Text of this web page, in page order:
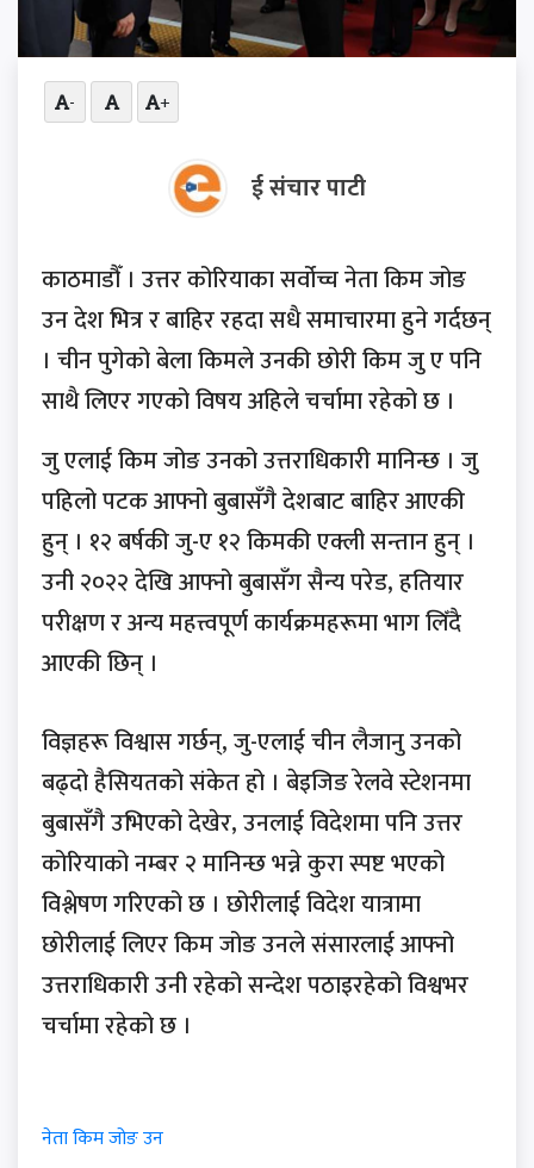
- +
ई संचार पाटी
काठमाडौँ । उत्तर कोरियाका सर्वोच्च नेता किम जोङ
उन देश भित्र र बाहिर रहदा सधै समाचारमा हुने गर्दछन्
। चीन पुगेको बेला किमले उनकी छोरी किम जु ए पनि
साथै लिएर गएको विषय अहिले चर्चामा रहेको छ ।
जु एलाई किम जोङ उनको उत्तराधिकारी मानिन्छ । जु
पहिलो पटक आफ्नो बुबासँगै देशबाट बाहिर आएकी
हुन् । १२ बर्षकी जु-ए १२ किमकी एक्ली सन्तान हुन् ।
उनी २०२२ देखि आफ्नो बुबासँग सैन्य परेड, हतियार
परीक्षण र अन्य महत्त्वपूर्ण कार्यक्रमहरूमा भाग लिँदै
आएकी छिन् ।
विज्ञहरू विश्वास गर्छन्, जु-एलाई चीन लैजानु उनको
बढ्दो हैसियतको संकेत हो । बेइजिङ रेलवे स्टेशनमा
बुबासँगै उभिएको देखेर, उनलाई विदेशमा पनि उत्तर
कोरियाको नम्बर २ मानिन्छ भन्ने कुरा स्पष्ट भएको
विश्लेषण गरिएको छ । छोरीलाई विदेश यात्रामा
छोरीलाई लिएर किम जोङ उनले संसारलाई आफ्नो
उत्तराधिकारी उनी रहेको सन्देश पठाइरहेको विश्वभर
चर्चामा रहेको छ ।
नेता किम जोङ उन